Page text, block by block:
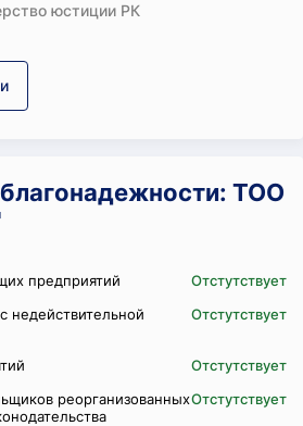
юстиции РК
ТОО
предприятий
Отстутствует
недействительной
Отстутствует
Отстутствует
реорганизованныхОтстутствует